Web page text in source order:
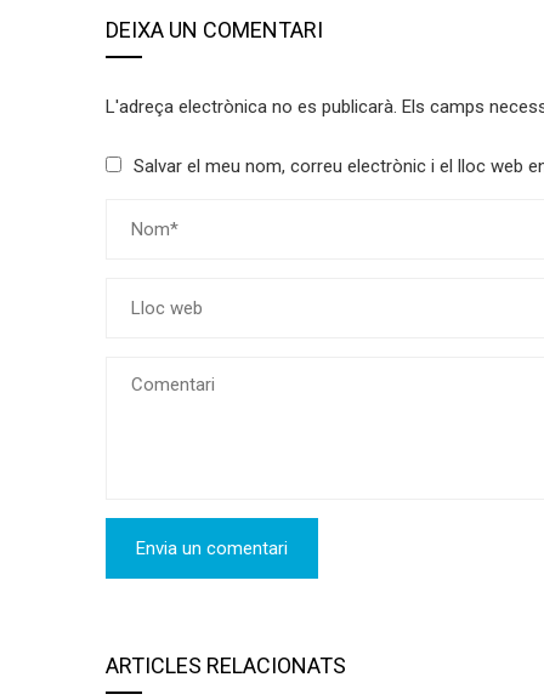
DEIXA UN COMENTARI
L'adreça electrònica no es publicarà. Els camps
Salvar el meu nom, correu electrònic i el lloc web
ARTICLES RELACIONATS